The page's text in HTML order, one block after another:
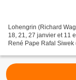
Lohengrin (Richard
18, 21, 27 janvier et 11
René Pape Rafal